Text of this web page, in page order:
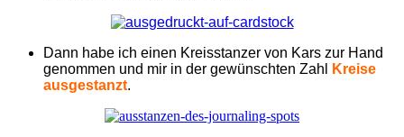
Dann habe ich einen Kreisstanzer von Kars zur Hand
genommen und mir in der gewünschten Zahl
Kreise
ausgestanzt.